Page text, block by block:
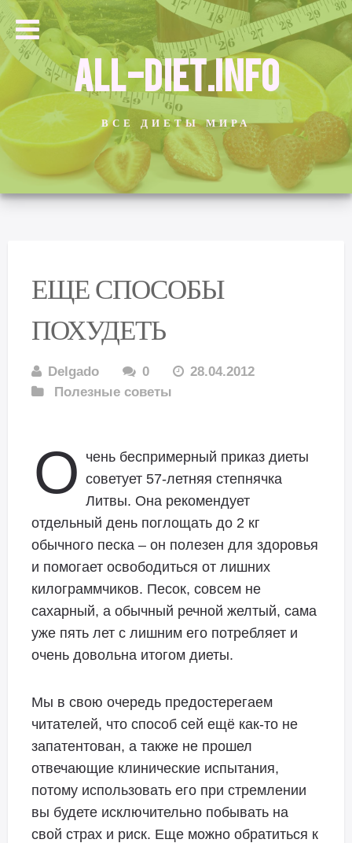
ALL-DIET.INFO
ВСЕ ДИЕТЫ МИРА
ЕЩЕ СПОСОБЫ
ПОХУДЕТЬ
Delgado 0
28.04.2012
Полезные советы
О чень беспримерный приказ диеты
советует 57-летняя степнячка
Литвы. Она рекомендует
отдельный день поглощать до 2 кг
обычного песка – он полезен для здоровья
и помогает освободиться от лишних
килограммчиков. Песок, совсем не
сахарный, а обычный речной желтый, сама
уже пять лет с лишним его потребляет и
очень довольна итогом диеты.
Мы в свою очередь предостерегаем
читателей, что способ сей ещё как-то не
запатентован, а также не прошел
отвечающие клинические испытания,
потому использовать его при стремлении
вы будете исключительно побывать на
свой страх и риск. Еще можно обратиться к